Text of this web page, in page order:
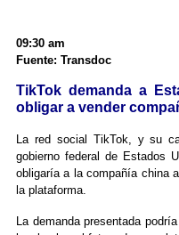
09:30 am
Fuente: Transdoc
TikTok demanda a
obligar a vender
La red social TikTok, y su
gobierno federal de Estados
obligaría a la compañía china
la plataforma.
La demanda presentada